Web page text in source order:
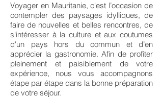
Voyager en Mauritanie, c'est l’occasion de
contempler des paysages idylliques, de
faire de nouvelles et belles rencontres, de
s'intéresser à la culture et aux coutumes
d'un pays hors du commun et d’en
apprécier la gastronomie. Afin de profiter
pleinement et paisiblement de votre
expérience, nous vous accompagnons
étape par étape dans la bonne préparation
de votre séjour.